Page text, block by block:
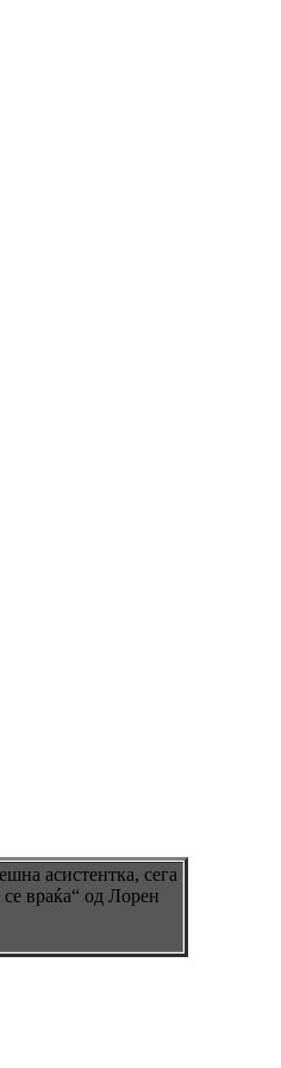
асистентка, сега
враќа“ од Лорен